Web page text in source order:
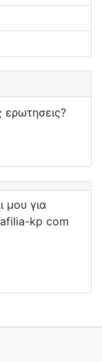
ερωτησεις?
μου για
kp com